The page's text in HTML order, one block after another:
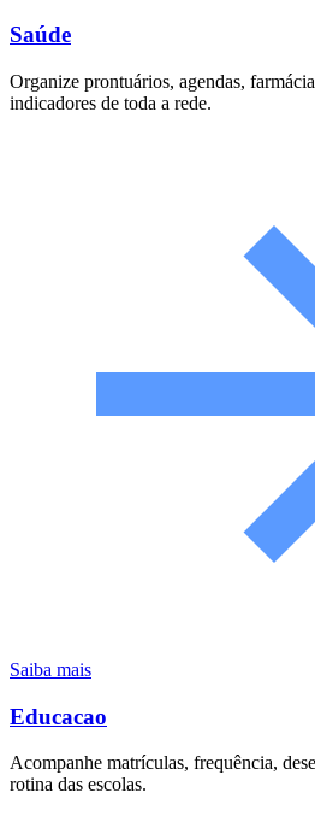
Saúde
Organize prontuários, agendas,
indicadores de toda a rede.
Saiba mais
Educacao
Acompanhe matrículas, frequência,
rotina das escolas.